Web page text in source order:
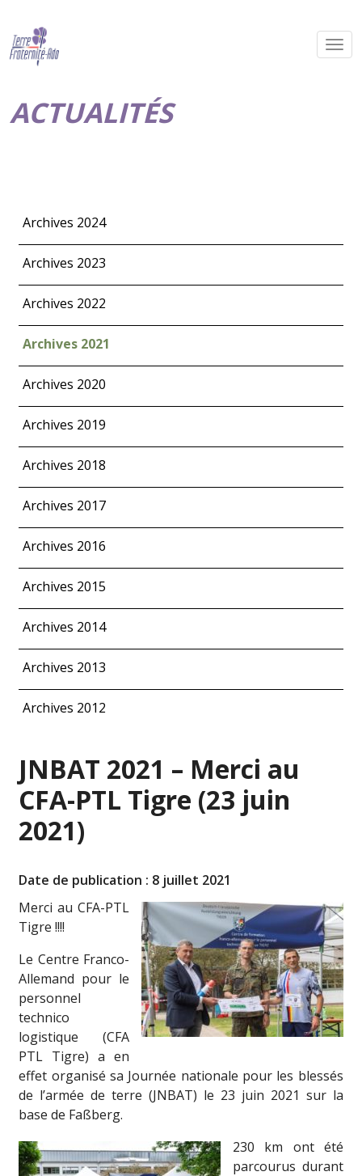
ACTUALITÉS
Archives 2024
Archives 2023
Archives 2022
Archives 2021
Archives 2020
Archives 2019
Archives 2018
Archives 2017
Archives 2016
Archives 2015
Archives 2014
Archives 2013
Archives 2012
JNBAT 2021 – Merci au
CFA-PTL Tigre (23 juin
2021)
Date de publication : 8 juillet 2021
Merci au CFA-PTL
Tigre !!!!
Le Centre Franco-
Allemand pour le
personnel
technico
logistique (CFA
PTL Tigre) a en
effet organisé sa Journée nationale pour les blessés
de l’armée de terre (JNBAT) le 23 juin 2021 sur la
base de Faßberg.
230 km ont été
parcourus durant